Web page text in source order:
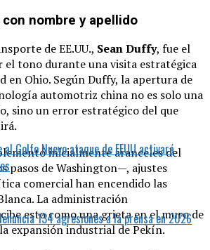
nombre y apellido
de EE.UU., Sean Duffy, fue el
el tono durante una visita estratégica
en Ohio. Según Duffy, la apertura de
automotriz china no es solo una
sino un error estratégico del que
inicialmente aranceles del
pasos de Washington—, ajustes
comercial han encendido las
La administración
esto como una grieta en el muro de
expansión industrial de Pekín.
Golfo Nuevo ataque de EEUU activará
134 agresiones a la prensa en 2026